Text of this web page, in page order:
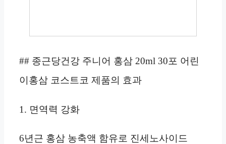
## 종근당건강 주니어 홍삼 20ml 30포 어린
이홍삼 코스트코 제품의 효과
1. 면역력 강화
6년근 홍삼 농축액 함유로 진세노사이드